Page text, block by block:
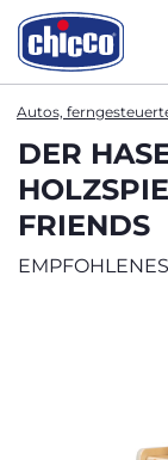
Autos,
DER
FRIENDS